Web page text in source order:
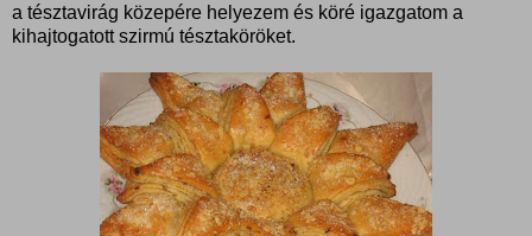
a tésztavirág közepére helyezem és köré igazgatom a
kihajtogatott szirmú tésztaköröket.